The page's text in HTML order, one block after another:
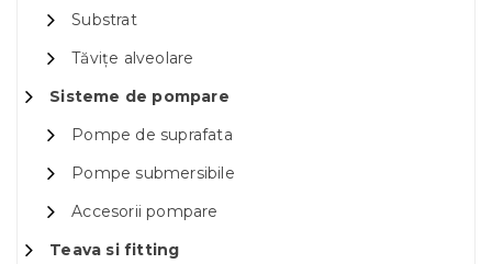
Substrat
Tăvițe alveolare
Sisteme de pompare
Pompe de suprafata
Pompe submersibile
Accesorii pompare
Teava si fitting